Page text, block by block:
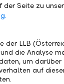
Profil?
der Seite zu
der LLB
die Analyse
um darüber
auf